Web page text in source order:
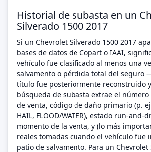
Historial de subasta en un
Silverado 1500 2017
Si un Chevrolet Silverado 1500 2017
bases de datos de Copart o IAAI,
vehículo fue clasificado al menos una
salvamento o pérdida total del seguro
título fue posteriormente reconstruido
búsqueda de subasta extrae el número
de venta, código de daño primario (p. ej.
HAIL, FLOOD/WATER), estado run-and-
momento de la venta, y (lo más
reales tomadas cuando el vehículo fue
patio de salvamento. Para un Chevrolet